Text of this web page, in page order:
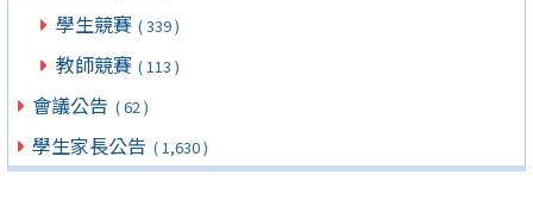
學生競賽 ( 339 )
教師競賽 ( 113 )
會議公告 ( 62 )
學生家長公告 ( 1,630 )